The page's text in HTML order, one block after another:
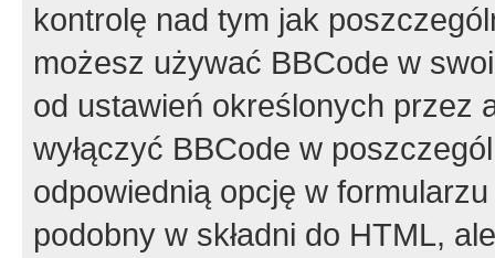
kontrolę nad tym jak
możesz używać BBCode w
od ustawień określonych przez
wyłączyć BBCode w
odpowiednią opcję w
podobny w składni do HTML,